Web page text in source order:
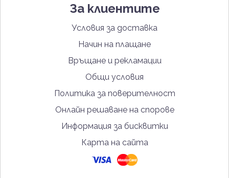
За клиентите
Условия за доставка
Начин на плащане
Връщане и рекламации
Общи условия
Политика за поверителност
Онлайн решаване на спорове
Информация за бисквитки
Карта на сайта